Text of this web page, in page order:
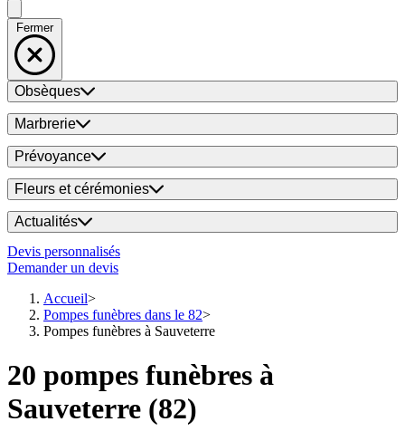
Fermer
Obsèques
Marbrerie
Prévoyance
Fleurs et cérémonies
Actualités
Devis personnalisés
Demander un devis
Accueil
Pompes funèbres dans le 82
Pompes funèbres à Sauveterre
20 pompes funèbres à
Sauveterre (82)